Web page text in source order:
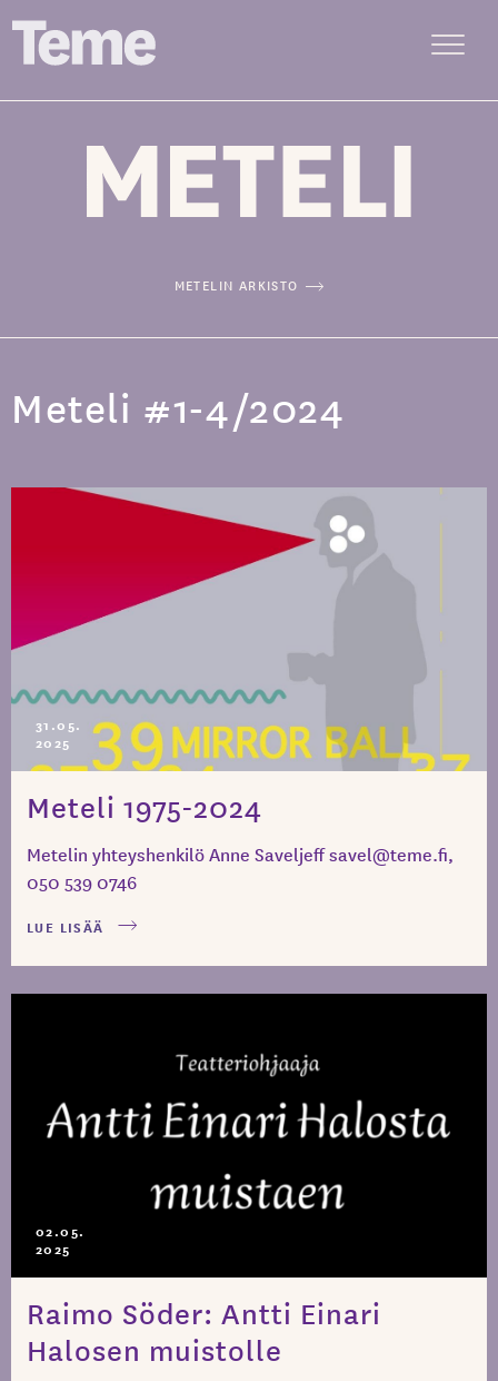
METELIN ARKISTO
Meteli #1-4/2024
31.05.
2025
Meteli 1975-2024
Metelin yhteyshenkilö Anne Saveljeff savel@teme.fi,
050 539 0746
LUE LISÄÄ
02.05.
2025
Raimo Söder: Antti Einari
Halosen muistolle